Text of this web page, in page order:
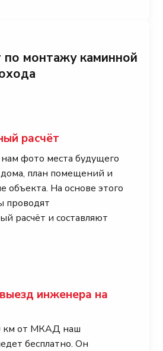
монтажу каминной
расчёт
фото места будущего
план помещений и
объекта. На основе этого
проводят
расчёт и составляют
инженера на
км от МКАД наш
бесплатно. Он